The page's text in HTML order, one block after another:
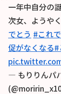
一年中自分の
次女、ようや
でとう #これ
促がなくなる#
— もりりんパ